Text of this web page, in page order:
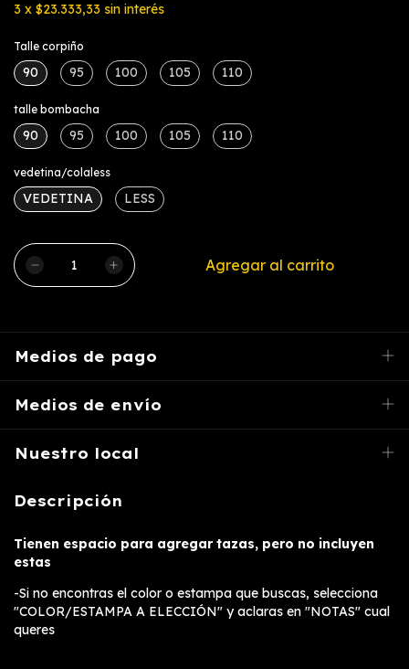
3 x $23.333,33 sin interés
Talle corpiño
90 95 100 105 110
talle bombacha
90 95 100 105 110
vedetina/colaless
VEDETINA LESS
Medios de pago
Medios de envío
Nuestro local
Descripción
Tienen espacio para agregar tazas, pero no incluyen
estas
-Si no encontras el color o estampa que buscas, selecciona
"COLOR/ESTAMPA A ELECCIÓN" y aclaras en "NOTAS" cual
queres